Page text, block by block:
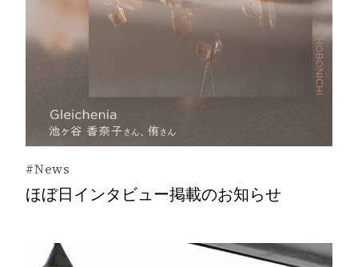
#News
ほぼ日インタビュー掲載のお知らせ